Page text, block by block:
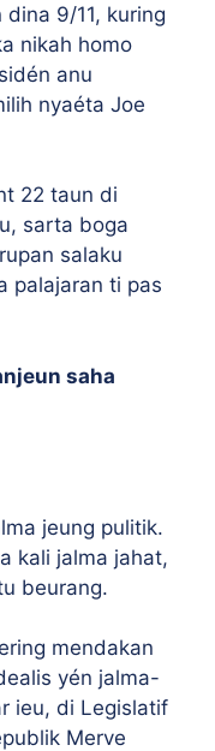
9/11, kuring
nikah homo
anu
nyaéta Joe
22 taun di
sarta boga
salaku
palajaran ti pas
saha
jeung pulitik.
kali jalma jahat,
beurang.
mendakan
yén jalma-
ieu, di Legislatif
Merve